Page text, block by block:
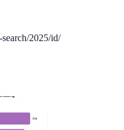
2025/id/